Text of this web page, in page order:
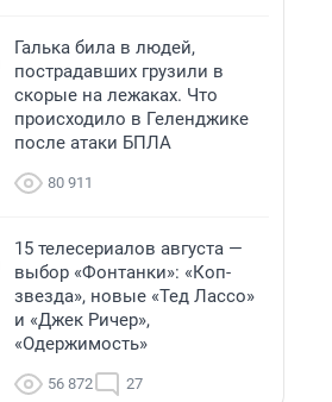
Галька била в людей,
пострадавших грузили в
скорые на лежаках. Что
происходило в Геленджике
после атаки БПЛА
80 911
15 телесериалов августа —
выбор «Фонтанки»: «Коп-
звезда», новые «Тед Лассо»
и «Джек Ричер»,
«Одержимость»
56 872 27